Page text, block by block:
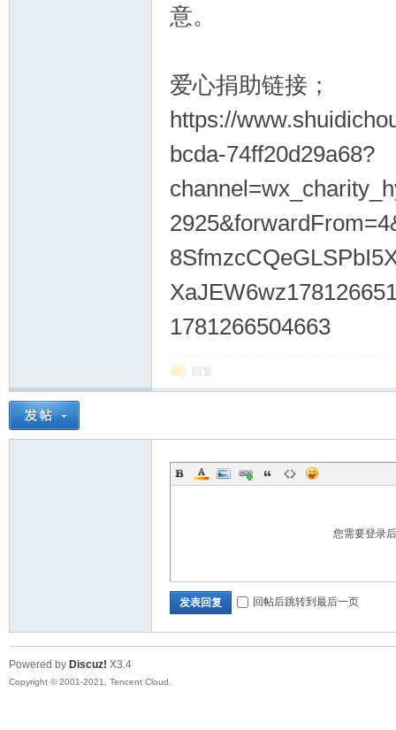
意。
爱心捐助链接；
https://
bcda-74ff20d29a68?
1781266504663
回复
您需要登录
发表回复 回帖后跳转到最后一页
Powered by Discuz! X3.4
Copyright © 2001-2021, Tencent Cloud.